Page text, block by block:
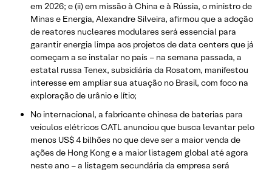
em 2026; e (ii) em missão à China e à Rússia, o ministro de
Minas e Energia, Alexandre Silveira, afirmou que a adoção
de reatores nucleares modulares será essencial para
garantir energia limpa aos projetos de data centers que já
começam a se instalar no país – na semana passada, a
estatal russa Tenex, subsidiária da Rosatom, manifestou
interesse em ampliar sua atuação no Brasil, com foco na
exploração de urânio e lítio;
No internacional, a fabricante chinesa de baterias para
veículos elétricos CATL anunciou que busca levantar pelo
menos US$ 4 bilhões no que deve ser a maior venda de
ações de Hong Kong e a maior listagem global até agora
neste ano – a listagem secundária da empresa será